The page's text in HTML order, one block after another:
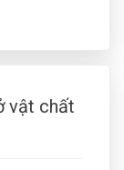
vật chất